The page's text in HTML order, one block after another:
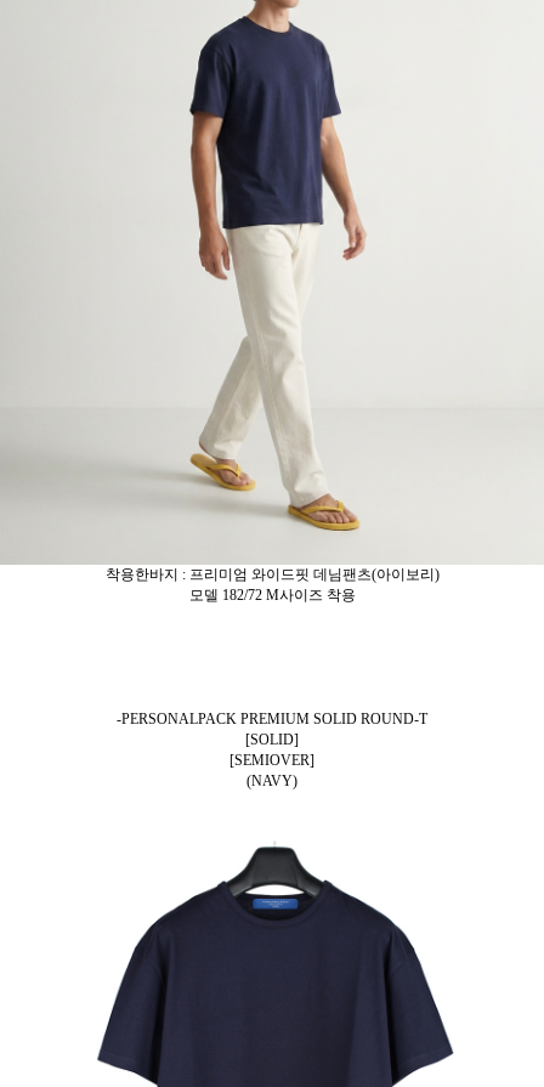
착용한바지 : 프리미엄 와이드핏 데님팬츠(아이보리)
모델 182/72 M사이즈 착용
-PERSONALPACK PREMIUM SOLID ROUND-T
[SOLID]
[SEMIOVER]
(NAVY)